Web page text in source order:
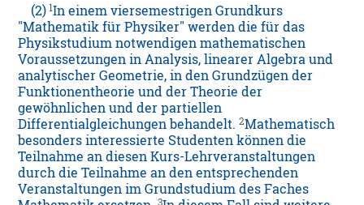
(2) 1In einem viersemestrigen Grundkurs
"Mathematik für Physiker" werden die für das
Physikstudium notwendigen mathematischen
Voraussetzungen in Analysis, linearer Algebra und
analytischer Geometrie, in den Grundzügen der
Funktionentheorie und der Theorie der
gewöhnlichen und der partiellen
Differentialgleichungen behandelt.2Mathematisch
besonders interessierte Studenten können die
Teilnahme an diesen Kurs-Lehrveranstaltungen
durch die Teilnahme an den entsprechenden
Veranstaltungen im Grundstudium des Faches
3